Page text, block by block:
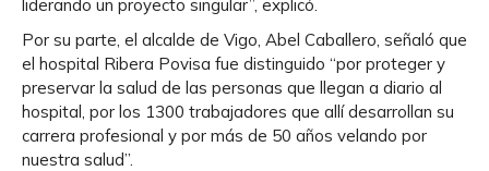
liderando un proyecto singular”, explicó.
Por su parte, el alcalde de Vigo, Abel Caballero, señaló que
el hospital Ribera Povisa fue distinguido “por proteger y
preservar la salud de las personas que llegan a diario al
hospital, por los 1300 trabajadores que allí desarrollan su
carrera profesional y por más de 50 años velando por
nuestra salud”.